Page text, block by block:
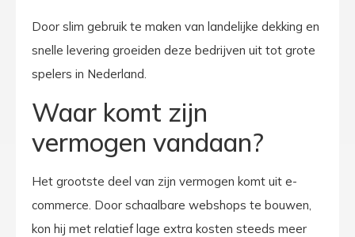
Door slim gebruik te maken van landelijke dekking en
snelle levering groeiden deze bedrijven uit tot grote
spelers in Nederland.
Waar komt zijn
vermogen vandaan?
Het grootste deel van zijn vermogen komt uit e-
commerce. Door schaalbare webshops te bouwen,
kon hij met relatief lage extra kosten steeds meer